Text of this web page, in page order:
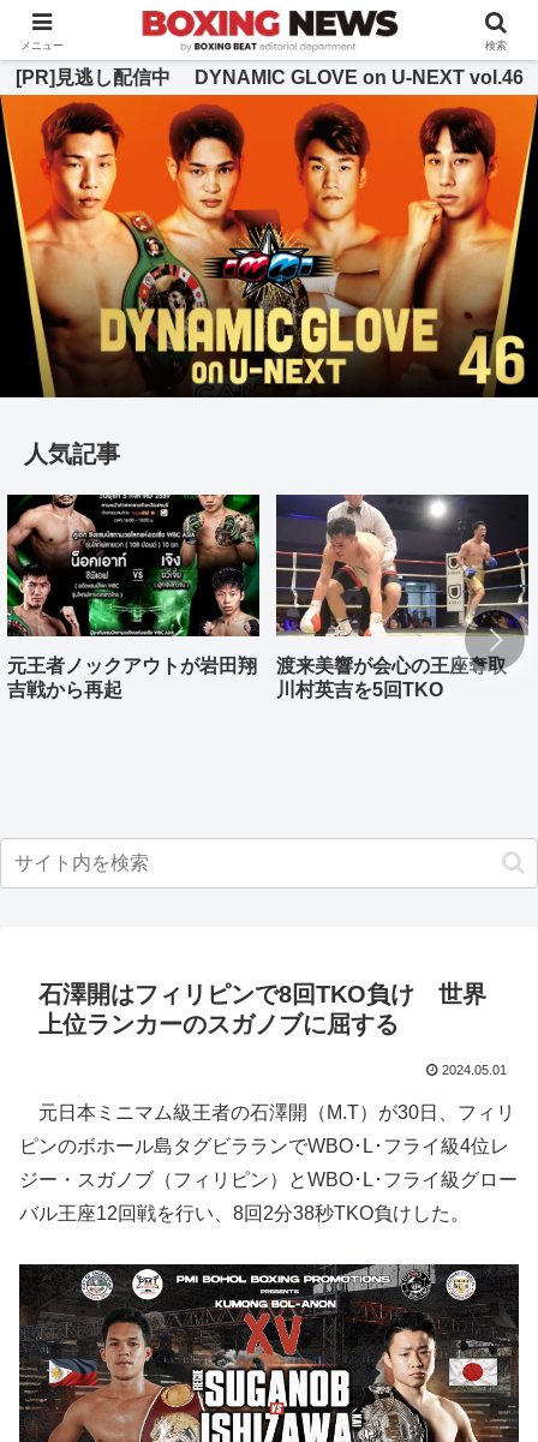
BOXING BEAT [ボクシング・ビート] 公式サイト
[PR]見逃し配信中 DYNAMIC GLOVE on U-NEXT vol.46
人気記事
元王者ノックアウトが岩田翔
吉戦から再起
渡来美響が会心の王座奪取
川村英吉を5回TKO
石澤開はフィリピンで8回TKO負け 世界
上位ランカーのスガノブに屈する
2024.05.01
元日本ミニマム級王者の石澤開（M.T）が30日、フィリ
ピンのボホール島タグビラランでWBO･L･フライ級4位レ
ジー・スガノブ（フィリピン）とWBO･L･フライ級グロー
バル王座12回戦を行い、8回2分38秒TKO負けした。
メニュー 検索